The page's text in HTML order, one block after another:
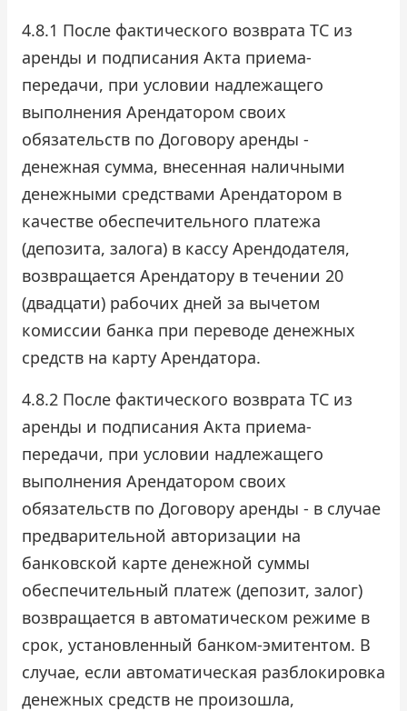
4.8.1 После фактического возврата ТС из
аренды и подписания Акта приема-
передачи, при условии надлежащего
выполнения Арендатором своих
обязательств по Договору аренды -
денежная сумма, внесенная наличными
денежными средствами Арендатором в
качестве обеспечительного платежа
(депозита, залога) в кассу Арендодателя,
возвращается Арендатору в течении 20
(двадцати) рабочих дней за вычетом
комиссии банка при переводе денежных
средств на карту Арендатора.
4.8.2 После фактического возврата ТС из
аренды и подписания Акта приема-
передачи, при условии надлежащего
выполнения Арендатором своих
обязательств по Договору аренды - в случае
предварительной авторизации на
банковской карте денежной суммы
обеспечительный платеж (депозит, залог)
возвращается в автоматическом режиме в
срок, установленный банком-эмитентом. В
случае, если автоматическая разблокировка
денежных средств не произошла,